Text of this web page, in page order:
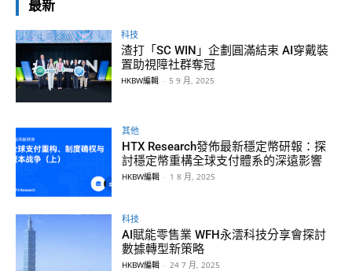
最新
科技
渣打「SC WIN」企劃圓滿結束 AI穿戴裝
置助視障社群奪冠
HKBW編輯 - 5 9 月, 2025
其他
HTX Research發佈最新穩定幣研報：探
討穩定幣重構全球支付體系的深遠影響
HKBW編輯 - 1 8 月, 2025
科技
AI賦能零售業 WFH永澐科技分享會探討
數據轉型新策略
HKBW編輯 - 24 7 月, 2025